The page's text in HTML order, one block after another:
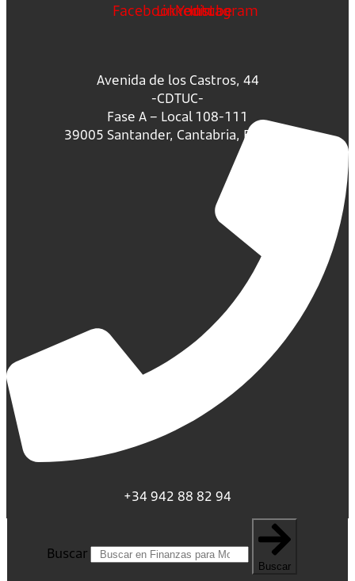
FacebookLinkedin
Youtube
Instagram
Avenida de los Castros, 44
-CDTUC-
Fase A – Local 108-111
39005 Santander, Cantabria, España.
+34 942 88 82 94
Buscar
Buscar